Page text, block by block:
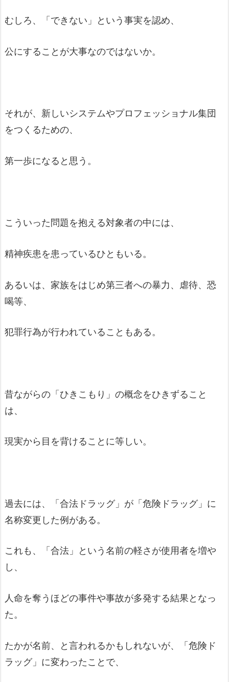
むしろ、「できない」という事実を認め、
公にすることが大事なのではないか。
それが、新しいシステムやプロフェッショナル集団
をつくるための、
第一歩になると思う。
こういった問題を抱える対象者の中には、
精神疾患を患っているひともいる。
あるいは、家族をはじめ第三者への暴力、虐待、恐
喝等、
犯罪行為が行われていることもある。
昔ながらの「ひきこもり」の概念をひきずること
は、
現実から目を背けることに等しい。
過去には、「合法ドラッグ」が「危険ドラッグ」に
名称変更した例がある。
これも、「合法」という名前の軽さが使用者を増や
し、
人命を奪うほどの事件や事故が多発する結果となっ
た。
たかが名前、と言われるかもしれないが、「危険ド
ラッグ」に変わったことで、